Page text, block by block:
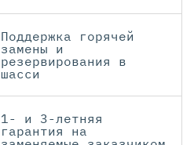
Поддержка горячей
замены и
резервирования в
шасси
1- и 3-летняя
гарантия на